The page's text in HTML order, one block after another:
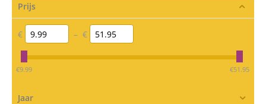
Prijs
€ – €
‎€9.99 ‎€51.95
Jaar